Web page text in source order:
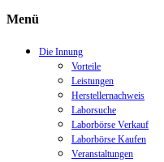
Menü
Die Innung
Vorteile
Leistungen
Herstellernachweis
Laborsuche
Laborbörse Verkauf
Laborbörse Kaufen
Veranstaltungen